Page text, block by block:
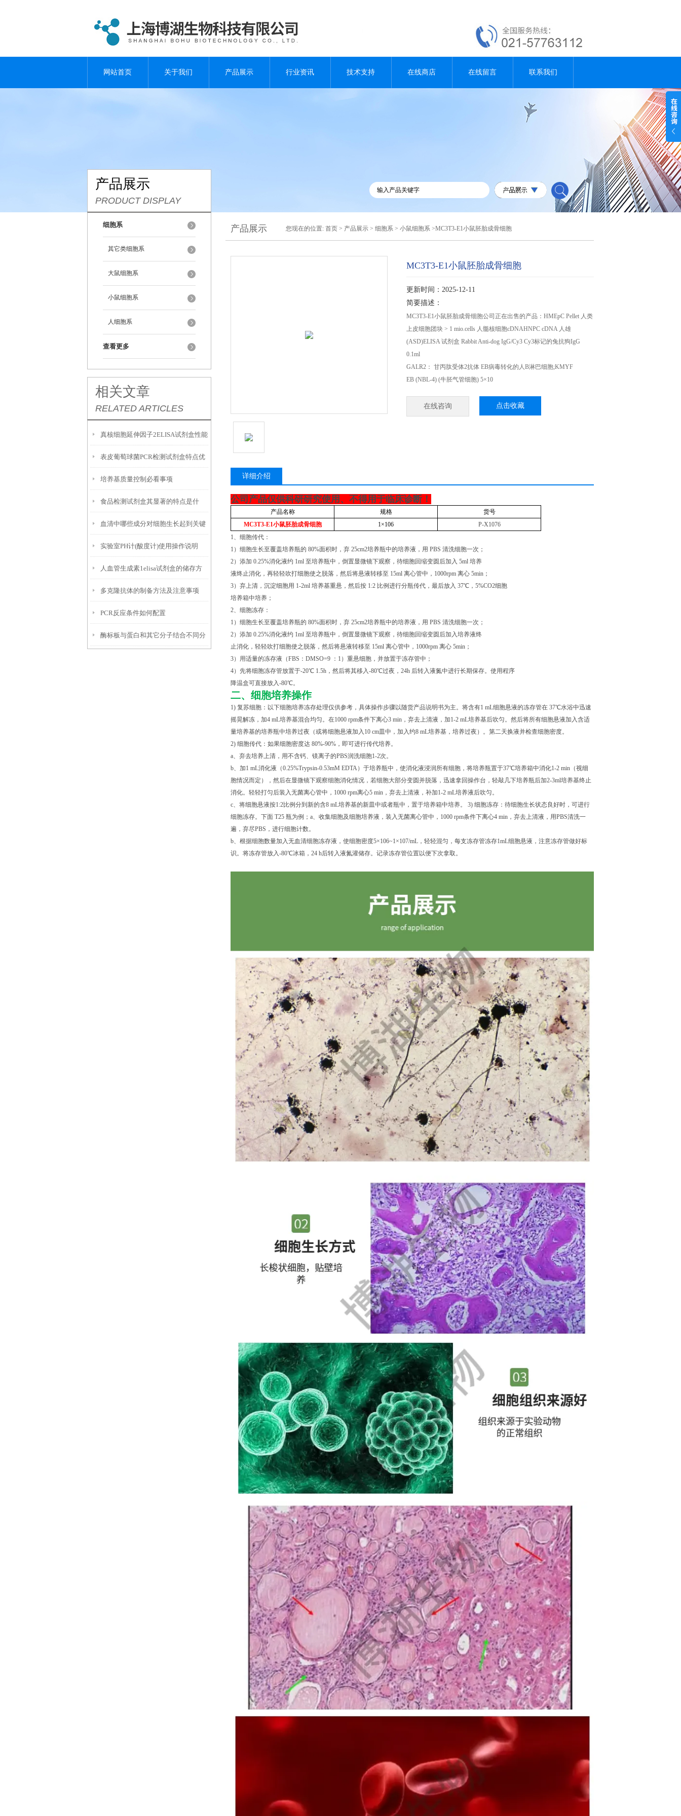
网站首页 关于我们 产品展示 行业资讯 技术支持 在线商店 在线留言 联系我们
产品展示
PRODUCT DISPLAY
细胞系
其它类细胞系
大鼠细胞系
小鼠细胞系
人细胞系
查看更多
相关文章
RELATED ARTICLES
真核细胞延伸因子2ELISA试剂盒性能
表皮葡萄球菌PCR检测试剂盒​特点优
势
培养基质量控制必看事项
食品检测试剂盒其显著的特点是什
么？
血清中哪些成分对细胞生长起到关键
作用？
实验室​PH计(酸度计)使用操作说明
人血管生成素1elisa试剂盒的储存方
式
多克隆抗体的制备方法及注意事项
PCR反应条件如何配置
酶标板与蛋白和其它分子结合不同分
产品展示 您现在的位置: 首页 > 产品展示 > 细胞系 > 小鼠细胞系 >MC3T3-E1小鼠胚胎成骨细胞
MC3T3-E1小鼠胚胎成骨细胞
更新时间：2025-12-11
简要描述：
MC3T3-E1小鼠胚胎成骨细胞公司正在出售的产品：HMEpC Pellet 人类
上皮细胞团块 > 1 mio.cells 人髓核细胞cDNAHNPC cDNA 人雄
(ASD)ELISA 试剂盒 Rabbit Anti-dog IgG/Cy3 Cy3标记的兔抗狗IgG
0.1ml
GALR2： 甘丙肽受体2抗体 EB病毒转化的人B淋巴细胞;KMYF
EB (NBL-4) (牛胚气管细胞) 5×10
在线咨询 点击收藏
详细介绍
公司产品仅供科研研究使用、不得用于临床诊断！
产品名称 规格
货号
MC3T3-E1小鼠胚胎成骨细胞 1×106
P-X1076
1、细胞传代：
1）细胞生长至覆盖培养瓶的 80%面积时，弃 25cm2培养瓶中的培养液，用 PBS 清洗细胞一次；
2）添加 0.25%消化液约 1ml 至培养瓶中，倒置显微镜下观察，待细胞回缩变圆后加入 5ml 培养
液终止消化，再轻轻吹打细胞使之脱落，然后将悬液转移至 15ml 离心管中，1000rpm 离心 5min；
3）弃上清，沉淀细胞用 1-2ml 培养基重悬，然后按 1:2 比例进行分瓶传代，最后放入 37℃，5%CO2细胞
培养箱中培养；
2、细胞冻存：
1）细胞生长至覆盖培养瓶的 80%面积时，弃 25cm2培养瓶中的培养液，用 PBS 清洗细胞一次；
2）添加 0.25%消化液约 1ml 至培养瓶中，倒置显微镜下观察，待细胞回缩变圆后加入培养液终
止消化，轻轻吹打细胞使之脱落，然后将悬液转移至 15ml 离心管中，1000rpm 离心 5min；
3）用适量的冻存液（FBS：DMSO=9 ：1）重悬细胞，并放置于冻存管中；
4）先将细胞冻存管放置于-20℃ 1.5h，然后将其移入-80℃过夜，24h 后转入液氮中进行长期保存。使用程序
降温盒可直接放入-80℃。
二、细胞培养操作
1) 复苏细胞：以下细胞培养冻存处理仅供参考，具体操作步骤以随货产品说明书为主。将含有1 mL细胞悬液的冻存管在 37℃水浴中迅速
摇晃解冻，加4 mL培养基混合均匀。在1000 rpm条件下离心3 min，弃去上清液，加1-2 mL培养基后吹匀。然后将所有细胞悬液加入含适
量培养基的培养瓶中培养过夜（或将细胞悬液加入10 cm皿中，加入约8 mL培养基，培养过夜）。第二天换液并检查细胞密度。
2) 细胞传代：如果细胞密度达 80%-90%，即可进行传代培养。
a、弃去培养上清，用不含钙、镁离子的PBS润洗细胞1-2次。
b、加1 mL消化液（0.25%Trypsin-0.53mM EDTA）于培养瓶中，使消化液浸润所有细胞，将培养瓶置于37℃培养箱中消化1-2 min（视细
胞情况而定），然后在显微镜下观察细胞消化情况，若细胞大部分变圆并脱落，迅速拿回操作台，轻敲几下培养瓶后加2-3ml培养基终止
消化。轻轻打匀后装入无菌离心管中，1000 rpm离心5 min，弃去上清液，补加1-2 mL培养液后吹匀。
c、将细胞悬液按1:2比例分到新的含8 mL培养基的新皿中或者瓶中，置于培养箱中培养。 3) 细胞冻存：待细胞生长状态良好时，可进行
细胞冻存。下面 T25 瓶为例；a、收集细胞及细胞培养液，装入无菌离心管中，1000 rpm条件下离心4 min，弃去上清液，用PBS清洗一
遍，弃尽PBS，进行细胞计数。
b、根据细胞数量加入无血清细胞冻存液，使细胞密度5×106~1×107/mL，轻轻混匀，每支冻存管冻存1mL细胞悬液，注意冻存管做好标
识。将冻存管放入-80℃冰箱，24 h后转入液氮灌储存。记录冻存管位置以便下次拿取。